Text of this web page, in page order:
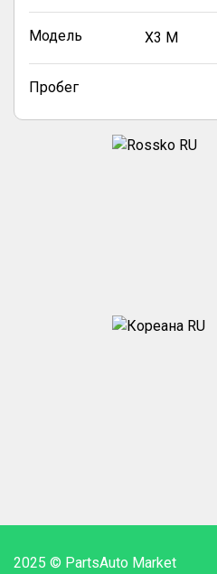
Модель X3 M
Пробег
2025 © PartsAuto Market